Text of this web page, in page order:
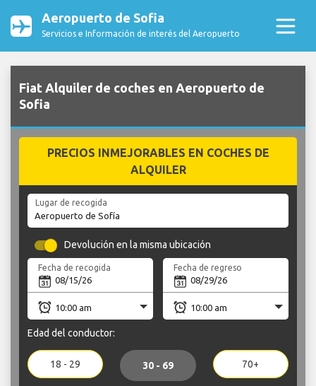
Aeropuerto de Sofia
Servicios e Información de interés del Aeropuerto
Fiat Alquiler de coches en Aeropuerto de
Sofia
PRECIOS INMEJORABLES EN COCHES DE
ALQUILER
Lugar de recogida
Devolución en la misma ubicación
Fecha de recogida Fecha de regreso
Edad del conductor:
18 - 29 30 - 69 70+